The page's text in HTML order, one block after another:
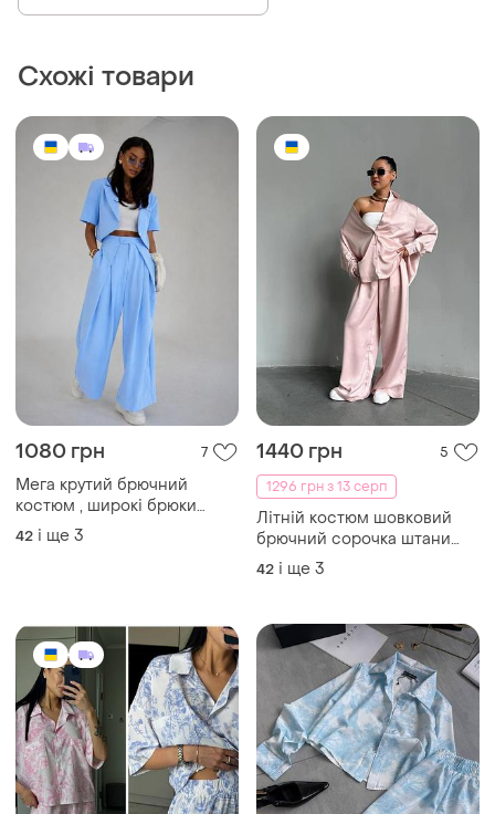
Схожі товари
1080 грн 7
Мега крутий брючний
костюм , широкі брюки
палаццо та вкорочений
жакет
42 і ще 3
1440 грн
5
1296 грн з 13 серп
Літній костюм шовковий
брючний сорочка штани
висока посадка кишеня
42 і ще 3